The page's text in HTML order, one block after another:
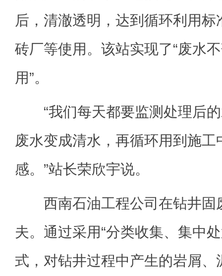
后，清澈透明，达到循环利用
砖厂等使用。该站实现了“废水
用”。
“我们每天都要监测处理后的
废水变成清水，再循环用到施
感。”站长荣欣宇说。
西南石油工程公司在钻井固
夫。通过采用“分类收集、集中
式，对钻井过程中产生的岩屑